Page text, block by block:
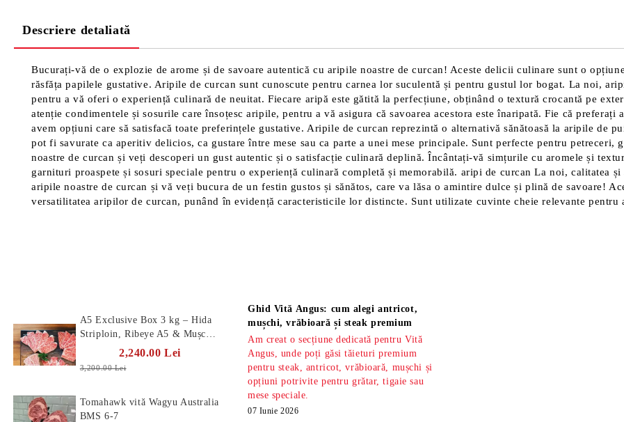
Descriere detaliată
Bucurați-vă de o explozie de arome și de savoare autentică cu aripile noastre de curcan! Aceste delicii culinare sunt o
răsfăța papilele gustative. Aripile de curcan sunt cunoscute pentru carnea lor suculentă și pentru gustul lor bogat. La noi,
pentru a vă oferi o experiență culinară de neuitat. Fiecare aripă este gătită la perfecțiune, obținând o textură crocantă pe
atenție condimentele și sosurile care însoțesc aripile, pentru a vă asigura că savoarea acestora este înaripată. Fie că
avem opțiuni care să satisfacă toate preferințele gustative. Aripile de curcan reprezintă o alternativă sănătoasă la aripile de
pot fi savurate ca aperitiv delicios, ca gustare între mese sau ca parte a unei mese principale. Sunt perfecte pentru petreceri,
noastre de curcan și veți descoperi un gust autentic și o satisfacție culinară deplină. Încântați-vă simțurile cu aromele și
garnituri proaspete și sosuri speciale pentru o experiență culinară completă și memorabilă. aripi de curcan La noi, calitatea
aripile noastre de curcan și vă veți bucura de un festin gustos și sănătos, care va lăsa o amintire dulce și plină de savoare!
versatilitatea aripilor de curcan, punând în evidență caracteristicile lor distincte. Sunt utilizate cuvinte cheie relevante
A5 Exclusive Box 3 kg – Hida
Striploin, Ribeye A5 & Mușchi
2,240.00 Lei
3,200.00 Lei
Tomahawk vită Wagyu Australia
BMS 6-7
Ghid Vită Angus: cum alegi antricot,
mușchi, vrăbioară și steak premium
Am creat o secțiune dedicată pentru Vită
Angus, unde poți găsi tăieturi premium
pentru steak, antricot, vrăbioară, mușchi și
opțiuni potrivite pentru grătar, tigaie sau
mese speciale.
07 Iunie 2026